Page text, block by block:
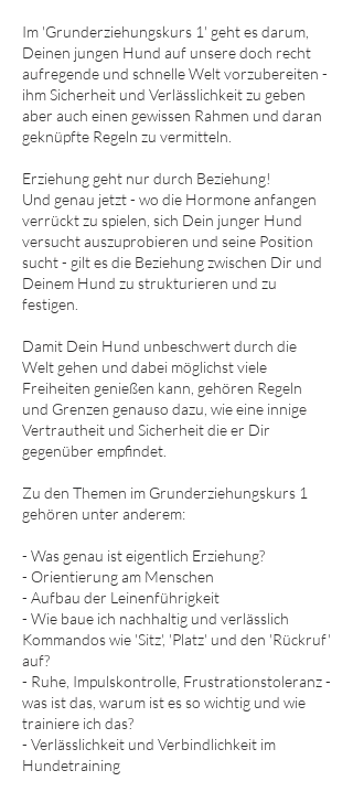
Im 'Grunderziehungskurs 1' geht es darum,
Deinen jungen Hund auf unsere doch recht
aufregende und schnelle Welt vorzubereiten -
ihm Sicherheit und Verlässlichkeit zu geben
aber auch einen gewissen Rahmen und daran
geknüpfte Regeln zu vermitteln.
Erziehung geht nur durch Beziehung!
Und genau jetzt - wo die Hormone anfangen
verrückt zu spielen, sich Dein junger Hund
versucht auszuprobieren und seine Position
sucht - gilt es die Beziehung zwischen Dir und
Deinem Hund zu strukturieren und zu
festigen.
Damit Dein Hund unbeschwert durch die
Welt gehen und dabei möglichst viele
Freiheiten genießen kann, gehören Regeln
und Grenzen genauso dazu, wie eine innige
Vertrautheit und Sicherheit die er Dir
gegenüber empfindet.
Zu den Themen im Grunderziehungskurs 1
gehören unter anderem:
- Was genau ist eigentlich Erziehung?
- Orientierung am Menschen
- Aufbau der Leinenführigkeit
- Wie baue ich nachhaltig und verlässlich
Kommandos wie 'Sitz', 'Platz' und den 'Rückruf'
auf?
- Ruhe, Impulskontrolle, Frustrationstoleranz -
was ist das, warum ist es so wichtig und wie
trainiere ich das?
- Verlässlichkeit und Verbindlichkeit im
Hundetraining